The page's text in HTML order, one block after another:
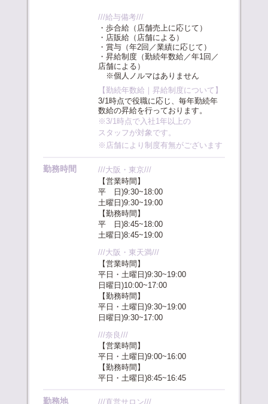
///給与備考///
・歩合給（店舗売上に応じて）
・店販給（店舗による）
・賞与（年2回／業績に応じて）
・昇給制度（勤続年数給／年1回／
店舗による）
※個人ノルマはありません
【勤続年数給｜昇給制度について】
3/1時点で役職に応じ、毎年勤続年
数給の昇給を行っております。
※3/1時点で入社1年以上の
スタッフが対象です。
※店舗により制度有無がございます
勤務時間
///大阪・東京///
【営業時間】
平 日)9:30~18:00
土曜日)9:30~19:00
【勤務時間】
平 日)8:45~18:00
土曜日)8:45~19:00
///大阪・東天満///
【営業時間】
平日・土曜日)9:30~19:00
日曜日)10:00~17:00
【勤務時間】
平日・土曜日)9:30~19:00
日曜日)9:30~17:00
///奈良///
【営業時間】
平日・土曜日)9:00~16:00
【勤務時間】
平日・土曜日)8:45~16:45
勤務地
///直営サロン///